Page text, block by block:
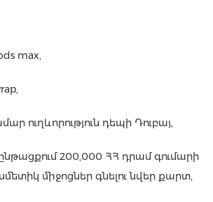
max,
ուղևորություն դեպի Դուբայ,
200,000 ՀՀ դրամ գումարի
միջոցներ գնելու նվեր քարտ,